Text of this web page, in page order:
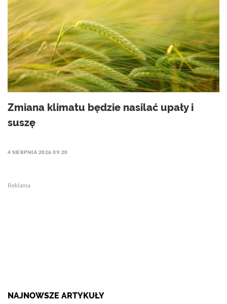
Zmiana klimatu będzie nasilać upały i
suszę
4 SIERPNIA 2026 09:20
Reklama
NAJNOWSZE ARTYKUŁY